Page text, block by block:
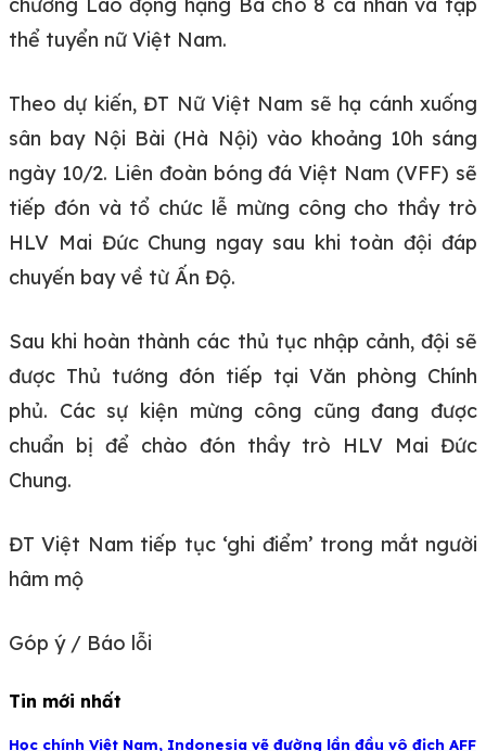
chương Lao động hạng Ba cho 8 cá nhân và tập
thể tuyển nữ Việt Nam.
Theo dự kiến, ĐT Nữ Việt Nam sẽ hạ cánh xuống
sân bay Nội Bài (Hà Nội) vào khoảng 10h sáng
ngày 10/2. Liên đoàn bóng đá Việt Nam (VFF) sẽ
tiếp đón và tổ chức lễ mừng công cho thầy trò
HLV Mai Đức Chung ngay sau khi toàn đội đáp
chuyến bay về từ Ấn Độ.
Sau khi hoàn thành các thủ tục nhập cảnh, đội sẽ
được Thủ tướng đón tiếp tại Văn phòng Chính
phủ. Các sự kiện mừng công cũng đang được
chuẩn bị để chào đón thầy trò HLV Mai Đức
Chung.
ĐT Việt Nam tiếp tục ‘ghi điểm’ trong mắt người
hâm mộ
Góp ý / Báo lỗi
Tin mới nhất
Học chính Việt Nam, Indonesia vẽ đường lần đầu vô địch AFF